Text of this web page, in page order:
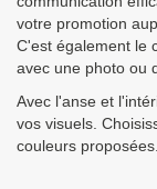
votre promotion
C'est également le
avec une photo ou
Avec l'anse et
vos visuels.
couleurs